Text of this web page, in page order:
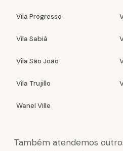
Vila Progresso
Vila Sabiá
Vila São João
Vila Trujillo
Wanel Ville
Também atendemos